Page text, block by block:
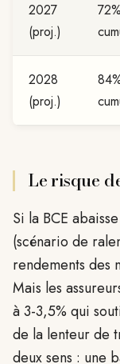
2027
(proj.)
72%
2028
(proj.)
Le risque
Si la BCE
(scénario de
rendements des
Mais les
à 3-3,5% qui
de la lenteur de
deux sens : une